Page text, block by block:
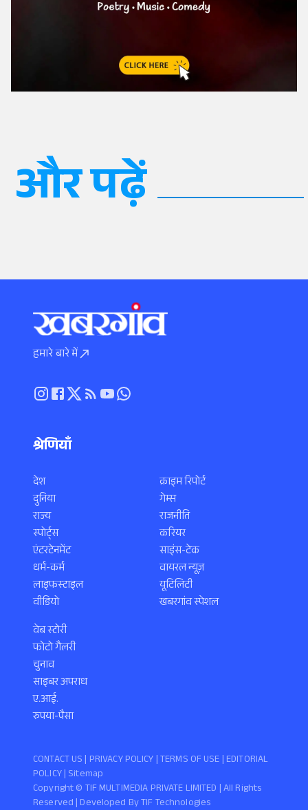
और पढ़ें
हमारे बारे में
श्रेणियाँ
देश
दुनिया
राज्य
स्पोर्ट्स
एंटरटेनमेंट
धर्म-कर्म
लाइफस्टाइल
वीडियो
क्राइम रिपोर्ट
गेम्स
राजनीति
करियर
साइंस-टेक
वायरल न्यूज़
यूटिलिटी
खबरगांव स्पेशल
वेब स्टोरी
फोटो गैलरी
चुनाव
साइबर अपराध
ए.आई.
रुपया-पैसा
Copyright ©️ TIF MULTIMEDIA PRIVATE LIMITED | All Rights
Reserved | Developed ByTIF Technologies
CONTACT US | PRIVACY POLICY |TERMS OF USE | EDITORIAL
POLICY| Sitemap